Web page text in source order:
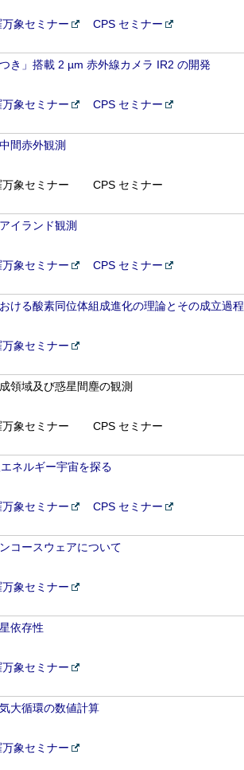
象セミナー CPS セミナー
き」搭載 2 µm 赤外線カメラ IR2 の開発
象セミナー CPS セミナー
間赤外観測
象セミナー CPS セミナー
イランド観測
象セミナー CPS セミナー
ける酸素同位体組成進化の理論とその成立過程
象セミナー
領域及び惑星間塵の観測
象セミナー CPS セミナー
ネルギー宇宙を探る
象セミナー CPS セミナー
コースウェアについて
象セミナー
依存性
象セミナー
大循環の数値計算
象セミナー